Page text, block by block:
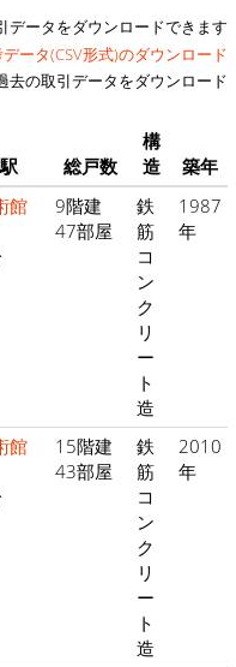
データをダウンロードできます
ータ(CSV形式)のダウンロード
の取引データをダウンロード
総戸数
構
造
築年
館
9階建
47部屋
鉄
筋
コ
ン
ク
リ
ー
ト
造
1987
年
館
15階建
43部屋
鉄
筋
コ
ン
ク
リ
ー
ト
造
2010
年